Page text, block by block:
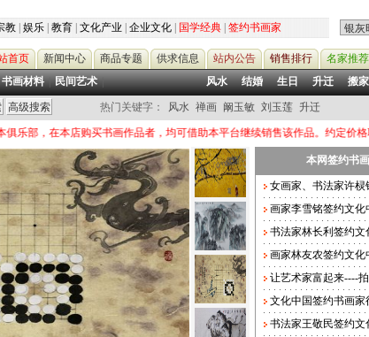
教| 娱乐| 教育| 文化产业 企业文化| 国学经典| 签约书画家
首页 新闻中心 商品专题 供求信息 站内公告 销售排行 名家推荐
书画材料|民间艺术| 风水 结婚 生日 升迁 搬家
热门关键字： 风水 禅画 阚玉敏 刘玉莲 升迁
部，在本店购买书画作品者，均可借助本平台继续销售该作品。约定价格联系电
本网签约书
女画家、书法家许棂
画家李雪铭签约文化
书法家林长利签约文
画家林友农签约文化
让艺术家富起来----
文化中国签约书画家
书法家王敬民签约文